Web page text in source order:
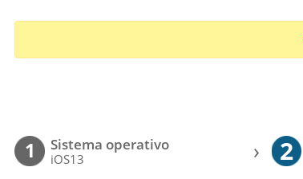
1 Sistema operativo
iOS13 › 2